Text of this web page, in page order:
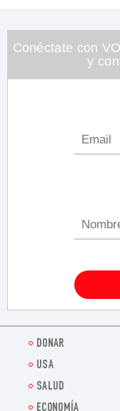
Conéctate con
y
DONAR
USA
SALUD